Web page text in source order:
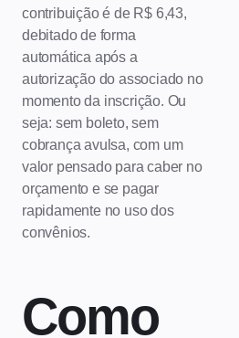
contribuição é de R$ 6,43,
debitado de forma
automática após a
autorização do associado no
momento da inscrição. Ou
seja: sem boleto, sem
cobrança avulsa, com um
valor pensado para caber no
orçamento e se pagar
rapidamente no uso dos
convênios.
Como